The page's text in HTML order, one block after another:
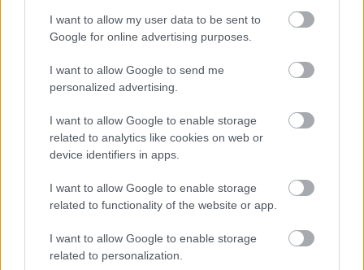
I want to allow my user data to be sent to
Google for online advertising purposes.
I want to allow Google to send me
personalized advertising.
I want to allow Google to enable storage
related to analytics like cookies on web or
device identifiers in apps.
I want to allow Google to enable storage
related to functionality of the website or app.
I want to allow Google to enable storage
related to personalization.